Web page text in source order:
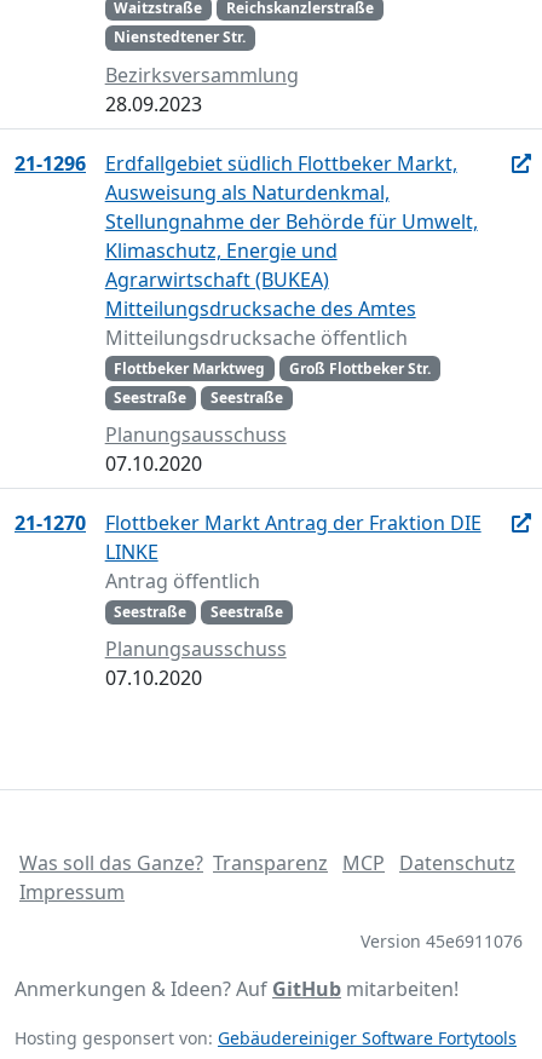
Waitzstraße
Reichskanzlerstraße
Nienstedtener Str.
Bezirksversammlung
28.09.2023
21-1296
Erdfallgebiet südlich Flottbeker Markt,
Ausweisung als Naturdenkmal,
Stellungnahme der Behörde für Umwelt,
Klimaschutz, Energie und
Agrarwirtschaft (BUKEA)
Mitteilungsdrucksache des Amtes
Mitteilungsdrucksache öffentlich
Flottbeker Marktweg
Groß Flottbeker Str.
Seestraße
Seestraße
Planungsausschuss
07.10.2020
21-1270
Flottbeker Markt Antrag der Fraktion DIE
LINKE
Antrag öffentlich
Seestraße Seestraße
Planungsausschuss
07.10.2020
Was soll das Ganze? Transparenz MCP
Datenschutz
Impressum
Version 45e6911076
Anmerkungen & Ideen? Auf GitHub mitarbeiten!
Hosting gesponsert von: Gebäudereiniger Software Fortytools